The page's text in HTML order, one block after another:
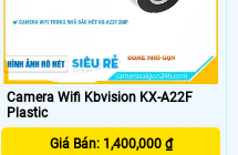
Camera Wifi Kbvision KX-A22F
Plastic
Giá Bán: 1,400,000 ₫